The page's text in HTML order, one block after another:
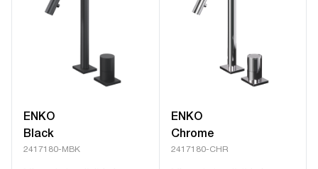
ENKO
Black
2417180-MBK
ENKO
Chrome
2417180-CHR